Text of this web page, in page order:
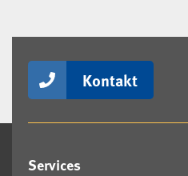
Kontakt
Services